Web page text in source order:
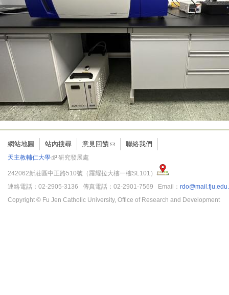
網站地圖 站內搜尋 意見回饋 聯絡我們
天主教輔仁大學 研究發展處
242062新莊區中正路510號（羅耀拉大樓一樓SL101）
連絡電話：02-2905-3136 傳真電話：02-2901-7569 Email：
Copyright © Fu Jen Catholic University, Office of Research and Development